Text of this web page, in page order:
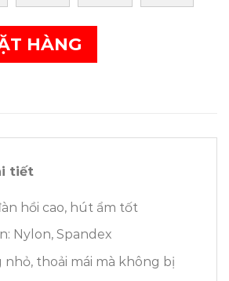
HÀNG
tiết
hồi cao, hút ẩm tốt
Nylon, Spandex
nhỏ, thoải mái mà không bị